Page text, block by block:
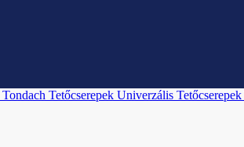
Tondach Tetőcserepek Univerzális Tetőcserepek